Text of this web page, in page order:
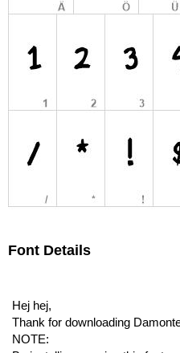
Font Details
Hej hej,
Thank for downloading
NOTE: